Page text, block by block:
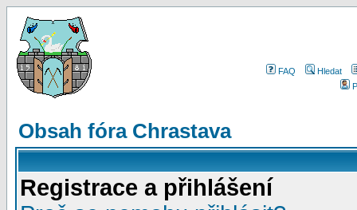
FAQ
Hledat
Obsah fóra Chrastava
Registrace a přihlášení